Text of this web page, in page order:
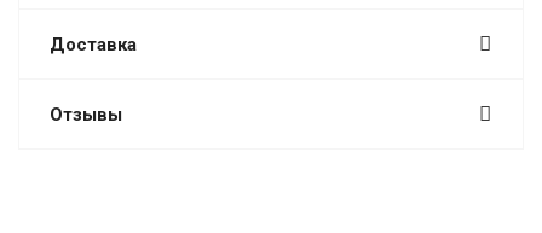
Доставка
Отзывы